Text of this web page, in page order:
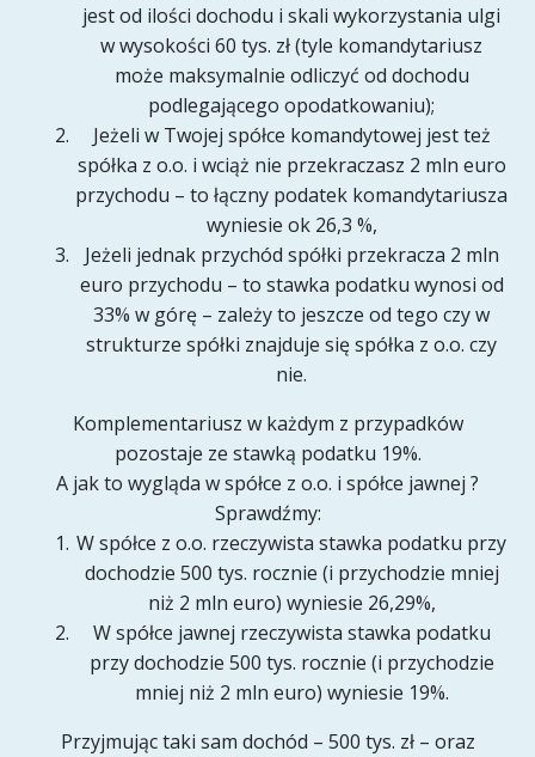
jest od ilości dochodu i skali wykorzystania ulgi
w wysokości 60 tys. zł (tyle komandytariusz
może maksymalnie odliczyć od dochodu
podlegającego opodatkowaniu);
Jeżeli w Twojej spółce komandytowej jest też
spółka z o.o. i wciąż nie przekraczasz 2 mln euro
przychodu – to łączny podatek komandytariusza
wyniesie ok 26,3 %,
Jeżeli jednak przychód spółki przekracza 2 mln
euro przychodu – to stawka podatku wynosi od
33% w górę – zależy to jeszcze od tego czy w
strukturze spółki znajduje się spółka z o.o. czy
nie.
Komplementariusz w każdym z przypadków
pozostaje ze stawką podatku 19%.
A jak to wygląda w spółce z o.o. i spółce jawnej ?
Sprawdźmy:
W spółce z o.o. rzeczywista stawka podatku przy
dochodzie 500 tys. rocznie (i przychodzie mniej
niż 2 mln euro) wyniesie 26,29%,
W spółce jawnej rzeczywista stawka podatku
przy dochodzie 500 tys. rocznie (i przychodzie
mniej niż 2 mln euro) wyniesie 19%.
Przyjmując taki sam dochód – 500 tys. zł – oraz